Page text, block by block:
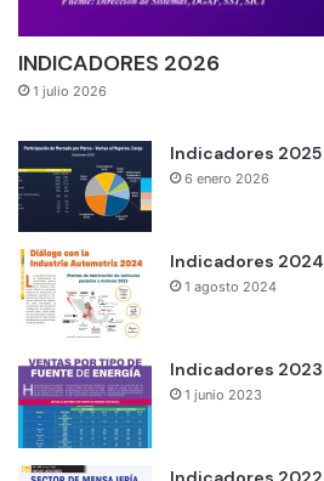
INDICADORES 2026
1 julio 2026
Indicadores 2025
6 enero 2026
Indicadores 2024
1 agosto 2024
Indicadores 2023
1 junio 2023